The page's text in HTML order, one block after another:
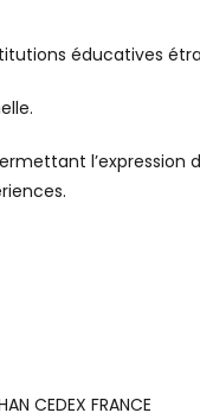
éducatives
l’expression
CEDEX FRANCE